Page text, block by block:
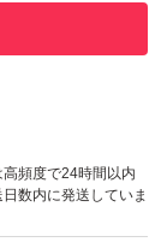
ります
頻度で24時間以内
数内に発送していま